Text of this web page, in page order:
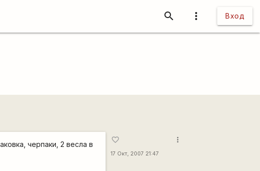
more_vert Вход
search
черпаки, 2 весла в
favorite_border
17 Окт, 2007 21:47
more_vert